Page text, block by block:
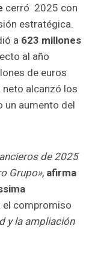
cerró 2025 con
estratégica.
a 623 millones
al año
de euros
neto alcanzó los
un aumento del
de 2025
Grupo», afirma
el compromiso
y la ampliación